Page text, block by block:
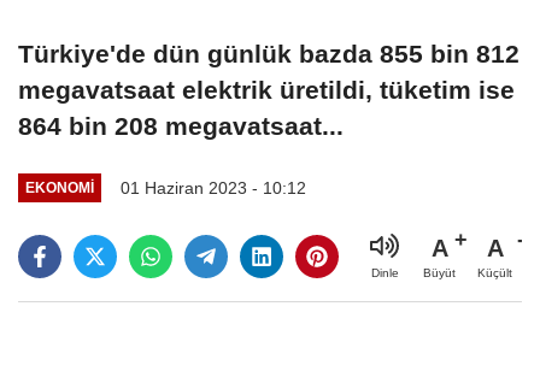
Türkiye'de dün günlük bazda 855 bin 812
megavatsaat elektrik üretildi, tüketim ise
864 bin 208 megavatsaat...
EKONOMI 01 Haziran 2023 - 10:12
Dinle
A
Büyüt
A
Küçült